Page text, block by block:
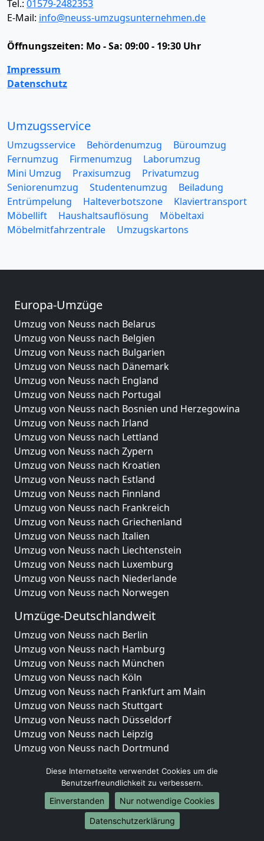
Tel.: 01579-2482353
E-Mail: info@neuss-umzugsunternehmen.de
Öffnungszeiten: Mo - Sa: 09:00 - 19:30 Uhr
Impressum
Datenschutz
Umzugsservice
Umzugsservice Behördenumzug
Büroumzug
Fernumzug
Firmenumzug
Laborumzug
Mini Umzug
Praxisumzug
Privatumzug
Seniorenumzug
Studentenumzug
Beiladung
Entrümpelung
Halteverbotszone
Klaviertransport
Möbellift
Haushaltsauflösung
Möbeltaxi
Möbelmitfahrzentrale
Umzugskartons
Europa-Umzüge
Umzug von Neuss nach Belarus
Umzug von Neuss nach Belgien
Umzug von Neuss nach Bulgarien
Umzug von Neuss nach Dänemark
Umzug von Neuss nach England
Umzug von Neuss nach Portugal
Umzug von Neuss nach Bosnien und Herzegowina
Umzug von Neuss nach Irland
Umzug von Neuss nach Lettland
Umzug von Neuss nach Zypern
Umzug von Neuss nach Kroatien
Umzug von Neuss nach Estland
Umzug von Neuss nach Finnland
Umzug von Neuss nach Frankreich
Umzug von Neuss nach Griechenland
Umzug von Neuss nach Italien
Umzug von Neuss nach Liechtenstein
Umzug von Neuss nach Luxemburg
Umzug von Neuss nach Niederlande
Umzug von Neuss nach Norwegen
Umzüge-Deutschlandweit
Umzug von Neuss nach Berlin
Umzug von Neuss nach Hamburg
Umzug von Neuss nach München
Umzug von Neuss nach Köln
Umzug von Neuss nach Frankfurt am Main
Umzug von Neuss nach Stuttgart
Umzug von Neuss nach Düsseldorf
Umzug von Neuss nach Leipzig
Umzug von Neuss nach Dortmund
Umzug von Neuss nach Bremen
Umzug von Neuss nach Dresden
Umzug von Neuss nach Hannover
Umzug von Neuss nach Nürnberg
Umzug von Neuss nach Duisburg
Diese Internetseite verwendet Cookies um die
Benutzerfreundlichkeit zu verbessern.
Einverstanden
Nur notwendige Cookies
Datenschutzerklärung